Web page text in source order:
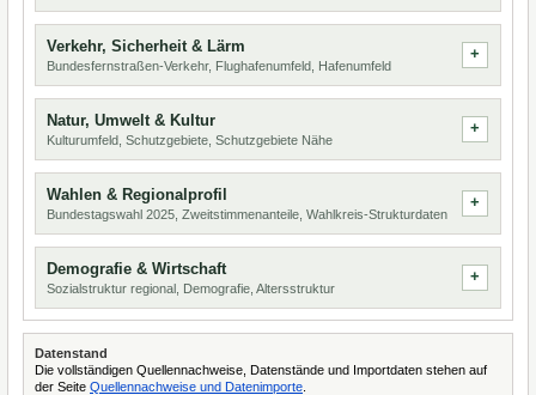
Verkehr, Sicherheit & Lärm
Bundesfernstraßen-Verkehr, Flughafenumfeld, Hafenumfeld
Natur, Umwelt & Kultur
Kulturumfeld, Schutzgebiete, Schutzgebiete Nähe
Wahlen & Regionalprofil
Bundestagswahl 2025, Zweitstimmenanteile, Wahlkreis-Strukturdaten
Demografie & Wirtschaft
Sozialstruktur regional, Demografie, Altersstruktur
Datenstand
Die vollständigen Quellennachweise, Datenstände und Importdaten stehen auf
der Seite Quellennachweise und Datenimporte